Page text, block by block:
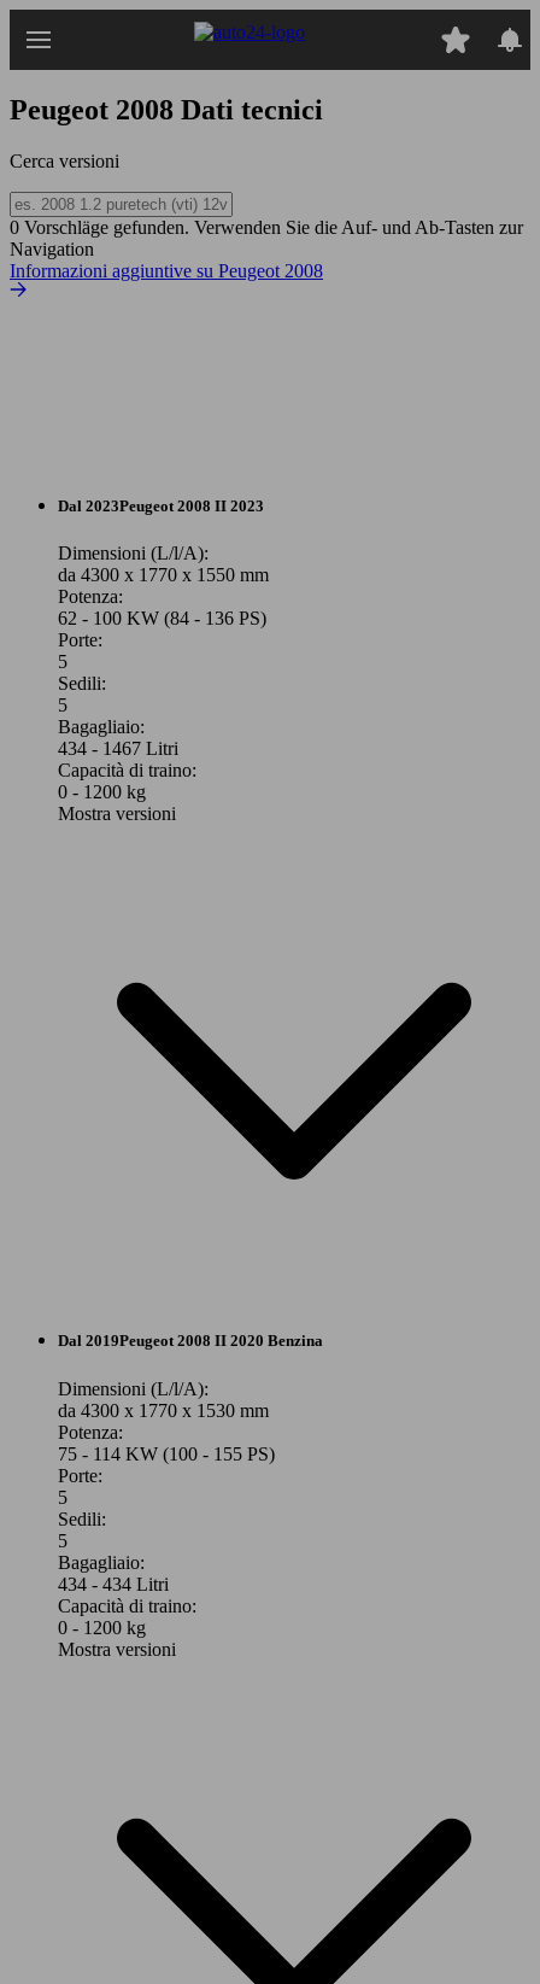
Peugeot 2008 Dati tecnici
Cerca versioni
0 Vorschläge gefunden. Verwenden Sie die Auf- und Ab-Tasten zur
Navigation
Informazioni aggiuntive su Peugeot 2008
Dal 2023Peugeot 2008 II 2023
Dimensioni (L/l/A):
da 4300 x 1770 x 1550 mm
Potenza:
62 - 100 KW (84 - 136 PS)
Porte:
5
Sedili:
5
Bagagliaio:
434 - 1467 Litri
Capacità di traino:
0 - 1200 kg
Mostra versioni
Station wagon
Elettrica/Benzina
Model Version
2008 1.2 hybrid Allure 136cv e-dcs6
Dal 2019Peugeot 2008 II 2020 Benzina
Dimensioni (L/l/A):
da 4300 x 1770 x 1530 mm
Potenza:
75 - 114 KW (100 - 155 PS)
Porte:
5
Sedili:
5
Bagagliaio:
434 - 434 Litri
Capacità di traino:
0 - 1200 kg
Mostra versioni